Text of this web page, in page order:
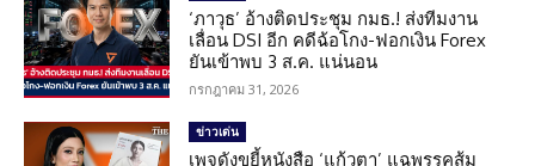
‘ภาวุธ’ อ้างติดประชุม กมธ.! ส่งทีมงาน
เลื่อน DSI อีก คดีฉ้อโกง-ฟอกเงิน Forex
ยันเข้าพบ 3 ส.ค. แน่นอน
กรกฎาคม 31, 2026
ข่าวเด่น
เพจดังขยี้หนังสือ ‘แก้วตา’ แฉพรรคส้ม